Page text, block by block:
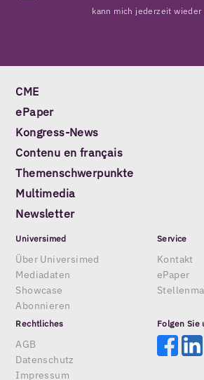
kann mich jederzeit wieder
CME
ePaper
Kongress-News
Contenu en français
Themenschwerpunkte
Multimedia
Newsletter
Universimed
Über Universimed
Mediadaten
Showcase
Abonnieren
Service
Kontakt
ePaper
Rechtliches
AGB
Datenschutz
Impressum
Folgen Sie